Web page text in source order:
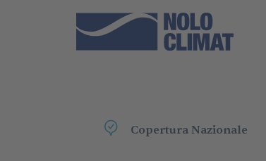
Copertura Nazionale